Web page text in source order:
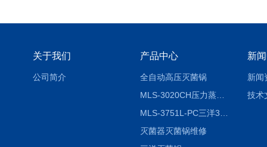
关于我们
公司简介
产品中心
全自动高压灭菌锅
MLS-3020CH压力蒸汽灭菌器
灭菌器灭菌锅维修
新
新闻
技术